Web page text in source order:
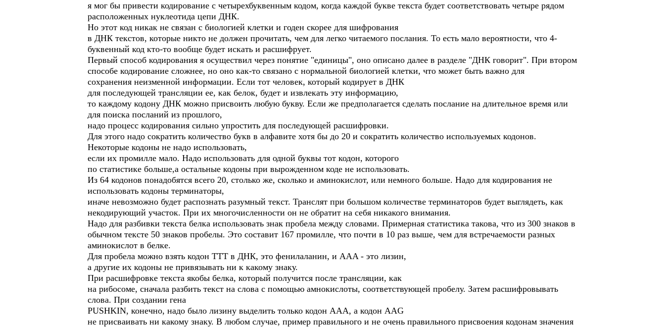
я мог бы привести кодирование с четырехбуквенным кодом, когда каждой букве текста будет соответствовать четыре рядом
расположенных нуклеотида цепи ДНК.
Но этот код никак не связан с биологией клетки и годен скорее для шифрования
в ДНК текстов, которые никто не должен прочитать, чем для легко читаемого послания. То есть мало вероятности, что 4-
буквенный код кто-то вообще будет искать и расшифрует.
Первый способ кодирования я осуществил через понятие "единицы", оно описано далее в разделе "ДНК говорит". При втором
способе кодирование сложнее, но оно как-то связано с нормальной биологией клетки, что может быть важно для
сохранения неизменной информации. Если тот человек, который кодирует в ДНК
для последующей трансляции ее, как белок, будет и извлекать эту информацию,
то каждому кодону ДНК можно присвоить любую букву. Если же предполагается сделать послание на длительное время или
для поиска посланий из прошлого,
надо процесс кодирования сильно упростить для последующей расшифровки.
Для этого надо сократить количество букв в алфавите хотя бы до 20 и сократить количество используемых кодонов.
Некоторые кодоны не надо использовать,
если их промилле мало. Надо использовать для одной буквы тот кодон, которого
по статистике больше,а остальные кодоны при вырожденном коде не использовать.
Из 64 кодонов понадобятся всего 20, столько же, сколько и аминокислот, или немного больше. Надо для кодирования не
использовать кодоны терминаторы,
иначе невозможно будет распознать разумный текст. Транслят при большом количестве терминаторов будет выглядеть, как
некодирующий участок. При их многочисленности он не обратит на себя никакого внимания.
Надо для разбивки текста белка использовать знак пробела между словами. Примерная статистика такова, что из 300 знаков в
обычном тексте 50 знаков пробелы. Это составит 167 промилле, что почти в 10 раз выше, чем для встречаемости разных
аминокислот в белке.
Для пробела можно взять кодон TTT в ДНК, это фенилаланин, и AAA - это лизин,
а другие их кодоны не привязывать ни к какому знаку.
При расшифровке текста якобы белка, который получится после трансляции, как
на рибосоме, сначала разбить текст на слова с помощью амнокислоты, соответствующей пробелу. Затем расшифровывать
слова. При создании гена
PUSHKIN, конечно, надо было лизину выделить только кодон AAA, а кодон AAG
не присваивать ни какому знаку. В любом случае, пример правильного и не очень правильного присвоения кодонам значения